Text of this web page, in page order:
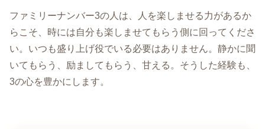
ファミリーナンバー3の人は、人を楽しませる力があるか
らこそ、時には自分も楽しませてもらう側に回ってくださ
い。いつも盛り上げ役でいる必要はありません。静かに聞
いてもらう、励ましてもらう、甘える。そうした経験も、
3の心を豊かにします。